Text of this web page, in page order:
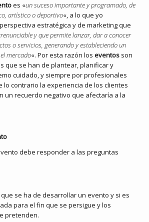
es «un suceso importante y programado, de
artístico o deportivo«, a lo que yo
estratégica y de marketing que
y que permite lanzar, dar a conocer
o servicios, generando y estableciendo un
mercado«. Por esta razón loseventos son
que se han de plantear, planificar y
cuidado, y siempre por profesionales
lo contrario la experiencia de los clientes
un recuerdo negativo que afectaría a la
debe responder a las preguntas
se ha de desarrollar un evento y si es
para el fin que se persigue y los
pretenden.